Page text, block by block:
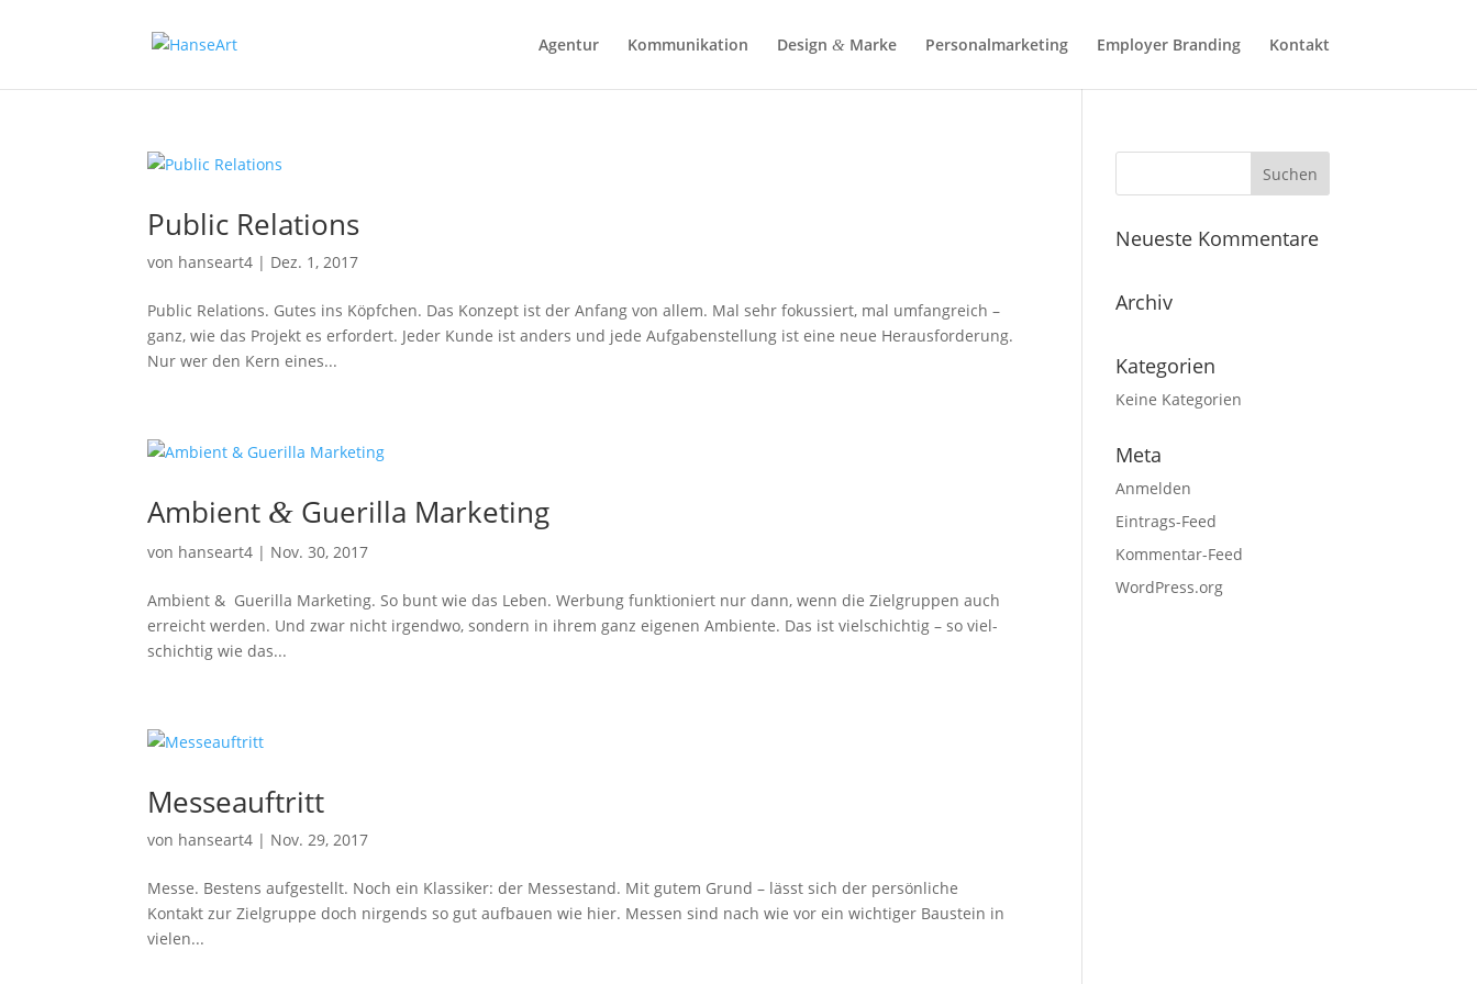
Agentur Kommu­ni­ka­tion Design &Marke Perso­nal­mar­ke­ting Employer Branding Kontakt
Public Rela­tions
von hanseart4 | Dez. 1, 2017
Public Rela­tions. Gutes ins Köpfchen. Das Konzept ist der Anfang von allem. Mal sehr fokus­siert, mal umfang­reich –
ganz, wie das Projekt es erfor­dert. Jeder Kunde ist anders und jede Aufga­ben­stel­lung ist eine neue Herausforderung.
Nur wer den Kern eines...
Ambient & Guerilla Marketing
von hanseart4 | Nov. 30, 2017
Ambient & Guerilla Marke­ting. So bunt wie das Leben. Werbung funk­tio­niert nur dann, wenn die Ziel­gruppen auch
erreicht werden. Und zwar nicht irgendwo, sondern in ihrem ganz eigenen Ambiente. Das ist viel­schichtig – so viel­
schichtig wie das...
Messe­auf­tritt
von hanseart4 | Nov. 29, 2017
Messe. Bestens aufgestellt. Noch ein Klas­siker: der Messe­stand. Mit gutem Grund – lässt sich der persön­liche
Kontakt zur Ziel­gruppe doch nirgends so gut aufbauen wie hier. Messen sind nach wie vor ein wich­tiger Baustein in
vielen...
Neueste Kommen­tare
Archiv
Kate­go­rien
Keine Kategorien
Meta
Anmelden
Eintrags-Feed
Kommentar-Feed
WordPress.org